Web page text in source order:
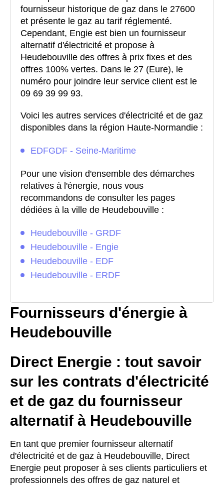
fournisseur historique de gaz dans le 27600
et présente le gaz au tarif réglementé.
Cependant, Engie est bien un fournisseur
alternatif d'électricité et propose à
Heudebouville des offres à prix fixes et des
offres 100% vertes. Dans le 27 (Eure), le
numéro pour joindre leur service client est le
09 69 39 99 93.
Voici les autres services d'électricité et de gaz
disponibles dans la région Haute-Normandie :
EDFGDF - Seine-Maritime
Pour une vision d'ensemble des démarches
relatives à l'énergie, nous vous
recommandons de consulter les pages
dédiées à la ville de Heudebouville :
Heudebouville - GRDF
Heudebouville - Engie
Heudebouville - EDF
Heudebouville - ERDF
Fournisseurs d'énergie à
Heudebouville
Direct Energie : tout savoir
sur les contrats d'électricité
et de gaz du fournisseur
alternatif à Heudebouville
En tant que premier fournisseur alternatif
d'électricité et de gaz à Heudebouville, Direct
Energie peut proposer à ses clients particuliers et
professionnels des offres de gaz naturel et